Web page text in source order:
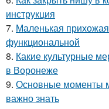
инструкция
7. Маленькая
функциональной
8. Какие культурные
в Воронеже
9. Основные моменты
важно знать